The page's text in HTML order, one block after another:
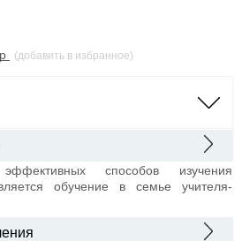
(добавить в избранное)
способов изучения
обучение в семье учителя-